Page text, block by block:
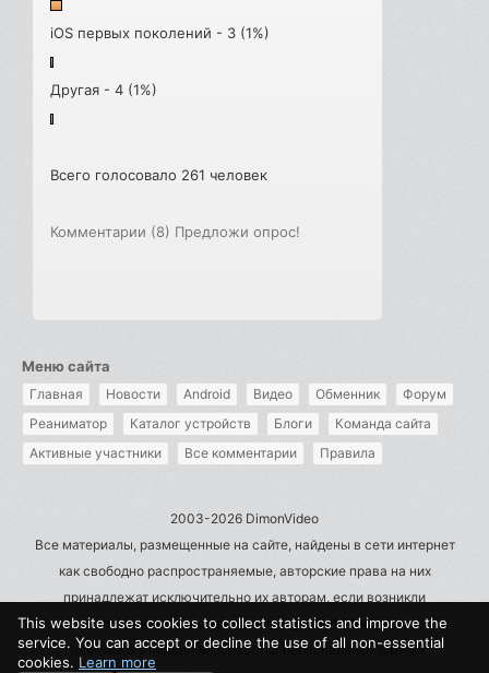
iOS первых поколений - 3 (1%)
Другая - 4 (1%)
Всего голосовало 261 человек
Комментарии (8) Предложи опрос!
Меню сайта
Главная Новости Android Видео Обменник
Форум
Реаниматор
Каталог устройств Блоги
Команда сайта
Активные участники
Все комментарии Правила
2003-2026 DimonVideo
Все материалы, размещенные на сайте, найдены в сети интернет
как свободно распространяемые, авторские права на них
принадлежат исключительно их авторам, если возникли
претензии - пишите на admin@dimonvideo.ru
Политика в отношении обработки персональных данных
This website uses cookies to collect statistics and improve the
service. You can accept or decline the use of all non-essential
cookies. Learn more